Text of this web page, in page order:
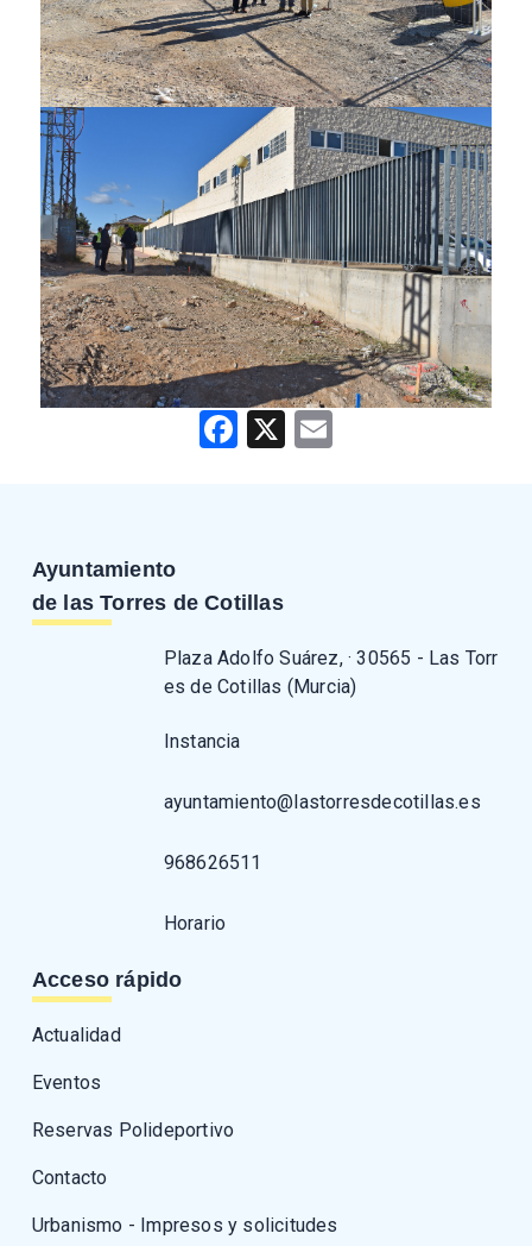
Facebook
X
Ayuntamiento
de las Torres de Cotillas
Plaza Adolfo Suárez, · 30565 - Las Torr
es de Cotillas (Murcia)
Instancia
ayuntamiento@lastorresdecotillas.es
968626511
Horario
Acceso rápido
Actualidad
Eventos
Reservas Polideportivo
Contacto
Urbanismo - Impresos y solicitudes